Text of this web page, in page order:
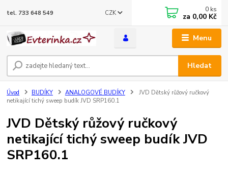
Menu
CZK
Hledat
tel. 733 648 549 0 ks
za 0,00 Kč
Úvod BUDÍKY ANALOGOVÉ BUDÍKY
JVD Dětský růžový ručkový
netikající tichý sweep budík JVD SRP160.1
JVD Dětský růžový ručkový
netikající tichý sweep budík JVD
SRP160.1